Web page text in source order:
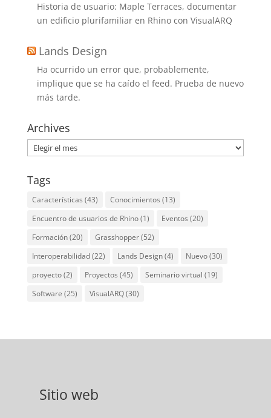
Historia de usuario: Maple Terraces, documentar
un edificio plurifamiliar en Rhino con VisualARQ
Lands Design
Ha ocurrido un error que, probablemente,
implique que se ha caído el feed. Prueba de nuevo
más tarde.
Archives
Archives
Tags
Características (43) Conocimientos (13)
Encuentro de usuarios de Rhino(1) Eventos (20)
Formación(20) Grasshopper(52)
Interoperabilidad(22) Lands Design(4) Nuevo(30)
proyecto(2) Proyectos (45) Seminario virtual (19)
Software (25) VisualARQ(30)
Sitio web